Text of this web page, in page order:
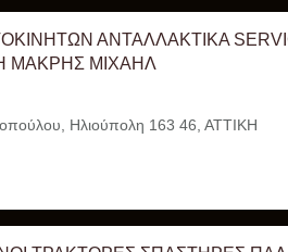
ΑΝΤΑΛΛΑΚΤΙΚΑ
ΜΑΚΡΗΣ ΜΙΧΑΗΛ
Ηλιούπολη 163 46, ΑΤΤΙΚΗ